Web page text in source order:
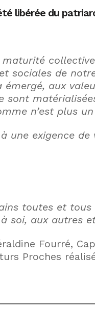
libérée du
sociales de
aux
sont
n’est plus
une exigence
toutes et
soi, aux autres
Fourré,
Proches